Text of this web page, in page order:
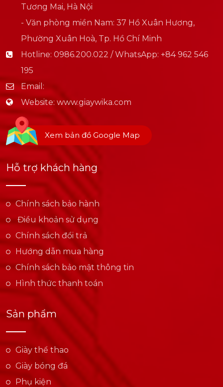
Tương Mai, Hà Nội
- Văn phòng miền Nam: 37 Hồ Xuân Hương,
Phường Xuân Hoà, Tp. Hồ Chí Minh
Hotline: 0986.200.022 / WhatsApp: +84 962 546
195
Email:
Website: www.giaywika.com
Xem bản đồ Google Map
Hỗ trợ khách hàng
Chính sách bảo hành
Điều khoản sử dụng
Chính sách đổi trả
Hướng dẫn mua hàng
Chính sách bảo mật thông tin
Hình thức thanh toán
Sản phẩm
Giày thể thao
Giày bóng đá
Phụ kiện